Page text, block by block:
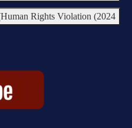
Human Rights Violation (2024)